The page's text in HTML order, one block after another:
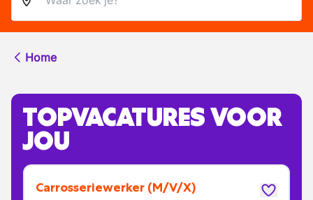
Home
TOPVACATURES VOOR
JOU
Carrosseriewerker (M/V/X)